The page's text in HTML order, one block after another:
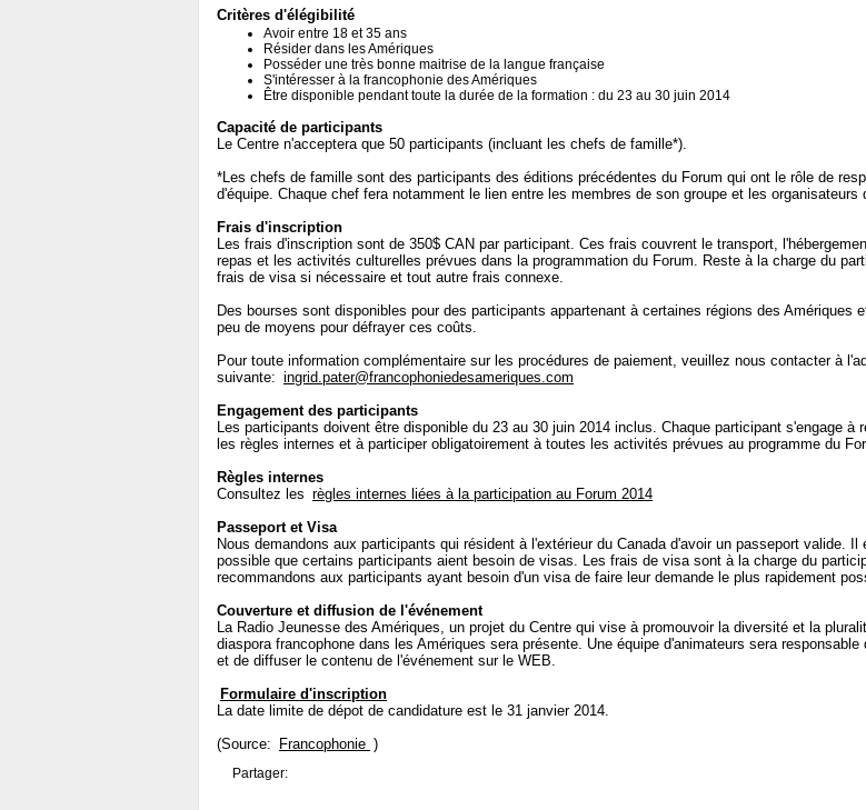
Critères d'élégibilité
Avoir entre 18 et 35 ans
Résider dans les Amériques
Posséder une très bonne maitrise de la langue française
S'intéresser à la francophonie des Amériques
Être disponible pendant toute la durée de la formation : du 23 au 30 juin 2014
Capacité de participants
Le Centre n'acceptera que 50 participants (incluant les chefs de famille*).
*Les chefs de famille sont des participants des éditions précédentes du Forum qui ont le rôle de
d'équipe. Chaque chef fera notamment le lien entre les membres de son groupe et les organisateurs
Frais d'inscription
Les frais d'inscription sont de 350$ CAN par participant. Ces frais couvrent le transport,
repas et les activités culturelles prévues dans la programmation du Forum. Reste à la charge du
frais de visa si nécessaire et tout autre frais connexe.
Des bourses sont disponibles pour des participants appartenant à certaines régions des Amériques
peu de moyens pour défrayer ces coûts.
Pour toute information complémentaire sur les procédures de paiement, veuillez nous contacter à
suivante: ingrid.pater@francophoniedesameriques.com
Engagement des participants
Les participants doivent être disponible du 23 au 30 juin 2014 inclus. Chaque participant s'engage à
les règles internes et à participer obligatoirement à toutes les activités prévues au programme du
Règles internes
Consultez les règles internes liées à la participation au Forum 2014
Passeport et Visa
Nous demandons aux participants qui résident à l'extérieur du Canada d'avoir un passeport valide. Il
possible que certains participants aient besoin de visas. Les frais de visa sont à la charge du
recommandons aux participants ayant besoin d'un visa de faire leur demande le plus rapidement
Couverture et diffusion de l'événement
La Radio Jeunesse des Amériques, un projet du Centre qui vise à promouvoir la diversité et la
diaspora francophone dans les Amériques sera présente. Une équipe d'animateurs sera responsable
et de diffuser le contenu de l'événement sur le WEB.
Formulaire d'inscription
La date limite de dépot de candidature est le 31 janvier 2014.
(Source: Francophonie )
Partager: